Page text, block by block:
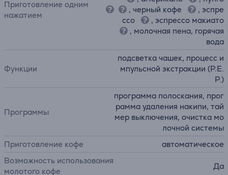
Приготовление одним
нажатием
, черный кофе
, эспре
ссо
, эспрессо макиато
, молочная пена, горячая
вода
Функции
подсветка чашек, процесс и
мпульсной экстракции (P.E.
P.)
Программы
программа полоскания, прог
рамма удаления накипи, тай
мер выключения, очистка мо
лочной системы
Приготовление кофе
автоматическое
Возможность использования
молотого кофе
Да